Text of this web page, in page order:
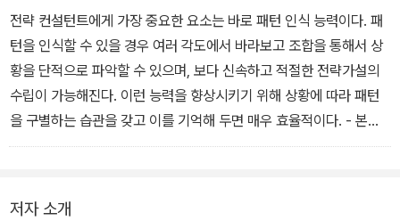
전략 컨설턴트에게 가장 중요한 요소는 바로 패턴 인식 능력이다. 패
턴을 인식할 수 있을 경우 여러 각도에서 바라보고 조합을 통해서 상
황을 단적으로 파악할 수 있으며, 보다 신속하고 적절한 전략가설의
수립이 가능해진다. 이런 능력을 향상시키기 위해 상황에 따라 패턴
을 구별하는 습관을 갖고 이를 기억해 두면 매우 효율적이다. - 본문
58p 중에서
저자 소개